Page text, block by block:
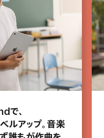
で、
ルアップ。 音楽